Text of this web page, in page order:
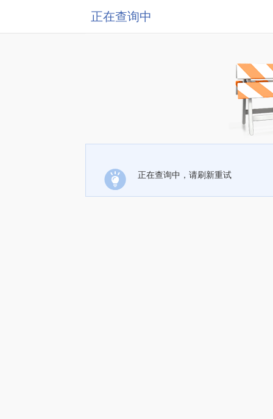
正在查询中
正在查询中，请刷新重试